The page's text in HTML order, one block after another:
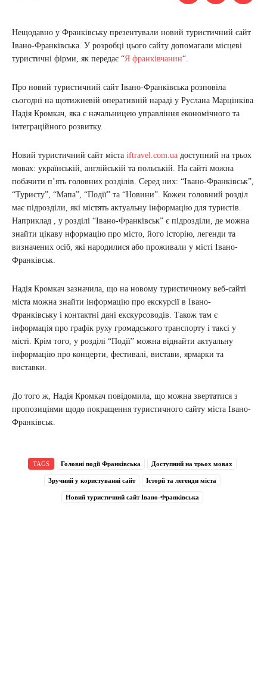
Нещодавно у Франківську презентували новий туристичний сайт
Івано-Франківська. У розробці цього сайту допомагали місцеві
туристичні фірми, як передає “Я франківчанин“.
Про новий туристичний сайт Івано-Франківська розповіла
сьогодні на щотижневій оперативній нараді у Руслана Марцінківа
Надія Кромкач, яка є начальницею управління економічного та
інтеграційного розвитку.
Новий туристичний сайт міста iftravel.com.ua доступний на трьох
мовах: українській, англійській та польській. На сайті можна
побачити п’ять головних розділів. Серед них: “Івано-Франківськ”,
“Туристу”, “Мапа”, “Події” та “Новини”. Кожен головний розділ
має підрозділи, які містять актуальну інформацію для туристів.
Наприклад , у розділі “Івано-Франківськ” є підрозділи, де можна
знайти цікаву нформацію про місто, його історію, легенди та
визначених осіб, які народилися або проживали у місті Івано-
Франківськ.
Надія Кромкач зазначила, що на новому туристичному веб-сайті
міста можна знайти інформацію про екскурсії в Івано-
Франківську і контактні дані екскурсоводів. Також там є
інформація про графік руху громадського транспорту і таксі у
місті. Крім того, у розділі “Події” можна віднайти актуальну
інформацію про концерти, фестивалі, вистави, ярмарки та
виставки.
До того ж, Надія Кромкач повідомила, що можна звертатися з
пропозиціями щодо покращення туристичного сайту міста Івано-
Франківськ.
TAGS Головні події Франківська Доступний на трьох мовах
Зручний у користуванні сайт Історії та легенди міста
Новий туристичний сайт Івано-Франківська